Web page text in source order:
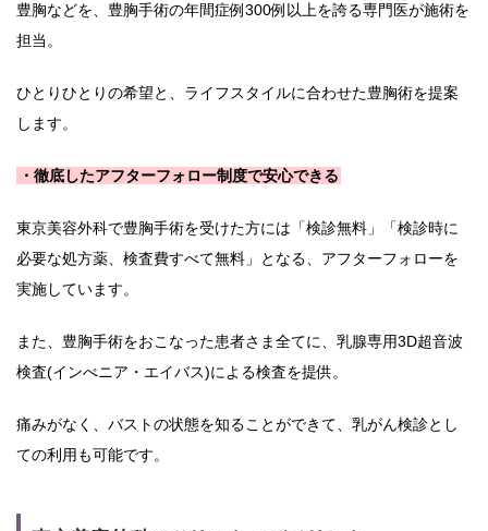
豊胸などを、豊胸手術の年間症例300例以上を誇る専門医が施術を
担当。
ひとりひとりの希望と、ライフスタイルに合わせた豊胸術を提案
します。
・徹底したアフターフォロー制度で安心できる
東京美容外科で豊胸手術を受けた方には「検診無料」「検診時に
必要な処方薬、検査費すべて無料」となる、アフターフォローを
実施しています。
また、豊胸手術をおこなった患者さま全てに、乳腺専用3D超音波
検査(インべニア・エイバス)による検査を提供。
痛みがなく、バストの状態を知ることができて、乳がん検診とし
ての利用も可能です。